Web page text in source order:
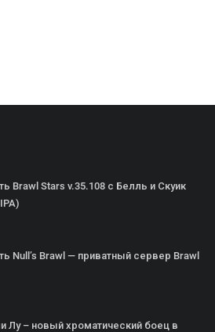
Brawl Stars v.35.108 с Белль и Скуик
Null’s Brawl — приватный сервер Brawl
Лу – новый хроматический боец в